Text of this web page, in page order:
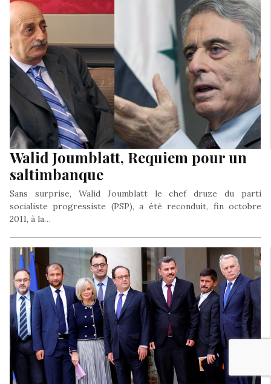
Walid Joumblatt, Requiem pour un
saltimbanque
Sans surprise, Walid Joumblatt le chef druze du parti
socialiste progressiste (PSP), a été reconduit, fin octobre
2011, à la…